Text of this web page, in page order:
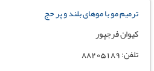
ترمیم مو با موهای بلند و پر حج
کیوان فرجپور
تلفن: 88205189